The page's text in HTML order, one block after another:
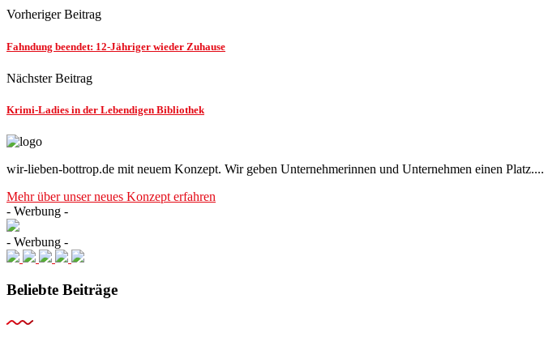
Vorheriger Beitrag
Fahndung beendet: 12-Jähriger wieder Zuhause
Nächster Beitrag
Krimi-Ladies in der Lebendigen Bibliothek
wir-lieben-bottrop.de mit neuem Konzept. Wir geben Unternehmerinnen und Unternehmen einen Platz....
Mehr über unser neues Konzept erfahren
- Werbung -
- Werbung -
Beliebte Beiträge